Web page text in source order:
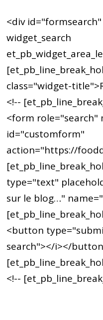
<div
widget_search
class="widget-
<!--
<form role="search"
id="customform"
action="https://
type="text"
sur le blog…"
<button
search"></i></
<!--